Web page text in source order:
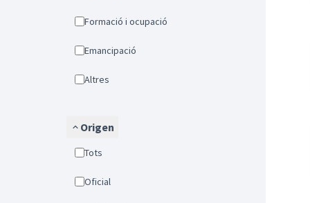
Formació i ocupació
Emancipació
Altres
Origen
Tots
Oficial